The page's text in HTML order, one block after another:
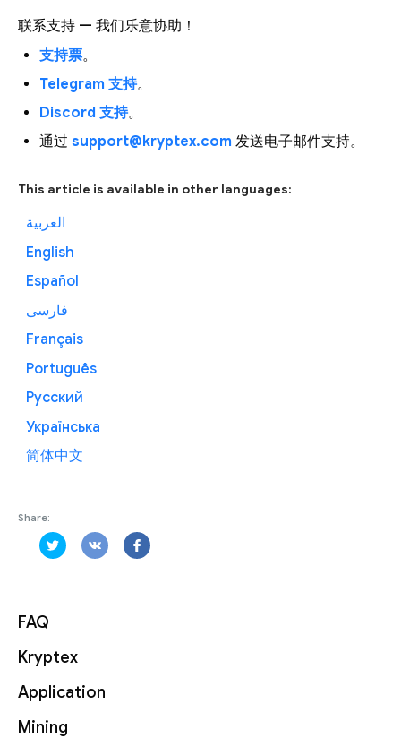
FAQ
Kryptex
Application
Mining
联系支持 — 我们乐意协助！
支持票。
Telegram 支持。
Discord 支持。
通过 support@kryptex.com 发送电子邮件支持。
This article is available in other languages:
العربية
English
Español
فارسی
Français
Português
Русский
Українська
简体中文
Share: